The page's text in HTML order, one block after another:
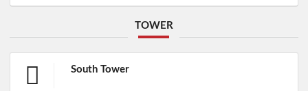
TOWER
South Tower